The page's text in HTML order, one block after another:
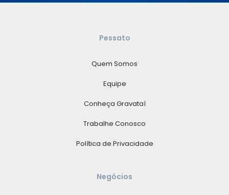
Pessato
Quem Somos
Equipe
Conheça Gravataí
Trabalhe Conosco
Política de Privacidade
Negócios